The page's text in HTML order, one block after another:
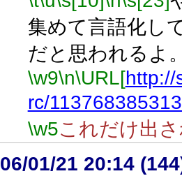
集めて言語化し
だと思われるよ
\w9\n\URL[http://
rc/
\w5これだけ出
06/01/21 20:14